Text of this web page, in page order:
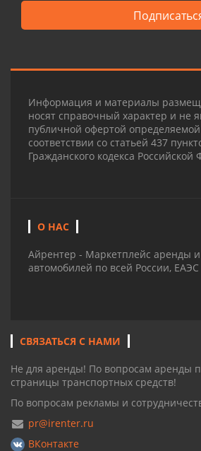
Информация и материалы
носят справочный характер и не
публичной офертой
соответствии со статьей 437
Гражданского кодекса Российской
О НАС
Айрентер - Маркетплейс аренды и
автомобилей по всей России,
СВЯЗАТЬСЯ С НАМИ
Не для аренды! По вопросам аренды
страницы транспортных средств!
По вопросам рекламы и
pr@irenter.ru
ВКонтакте